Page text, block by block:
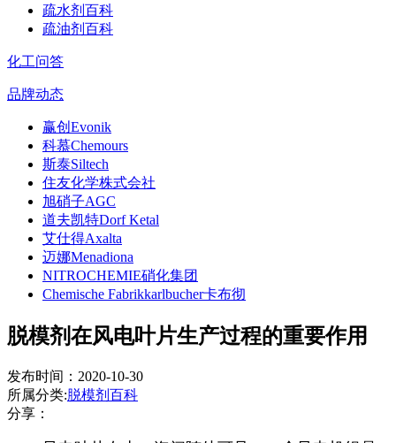
疏水剂百科
疏油剂百科
化工问答
品牌动态
赢创Evonik
科慕Chemours
斯泰Siltech
住友化学株式会社
旭硝子AGC
道夫凯特Dorf Ketal
艾仕得Axalta
迈娜Menadiona
NITROCHEMIE硝化集团
Chemische Fabrikkarlbucher卡布彻
脱模剂在风电叶片生产过程的重要作用
发布时间：2020-10-30
所属分类:脱模剂百科
分享：